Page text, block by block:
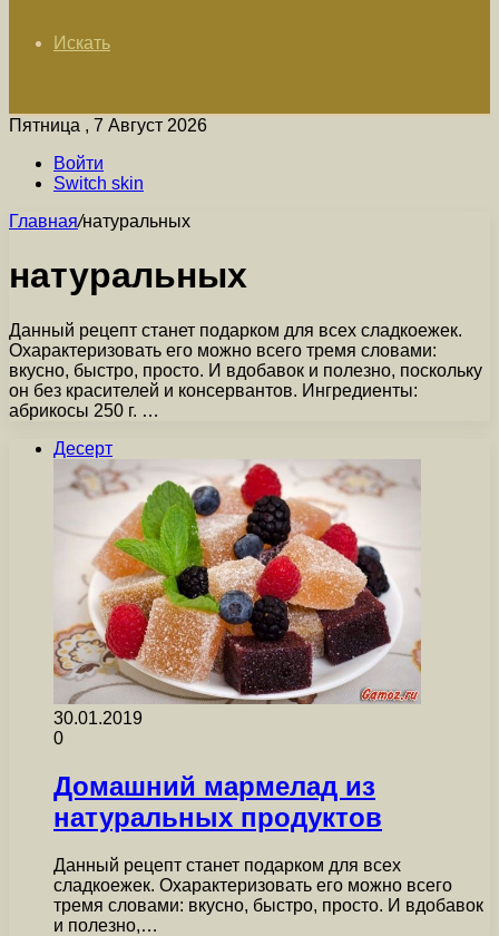
Искать
Пятница , 7 Август 2026
Войти
Switch skin
Главная/натуральных
натуральных
Данный рецепт станет подарком для всех сладкоежек.
Охарактеризовать его можно всего тремя словами:
вкусно, быстро, просто. И вдобавок и полезно, поскольку
он без красителей и консервантов. Ингредиенты:
абрикосы 250 г. …
Десерт
30.01.2019
0
Домашний мармелад из
натуральных продуктов
Данный рецепт станет подарком для всех
сладкоежек. Охарактеризовать его можно всего
тремя словами: вкусно, быстро, просто. И вдобавок
и полезно,…